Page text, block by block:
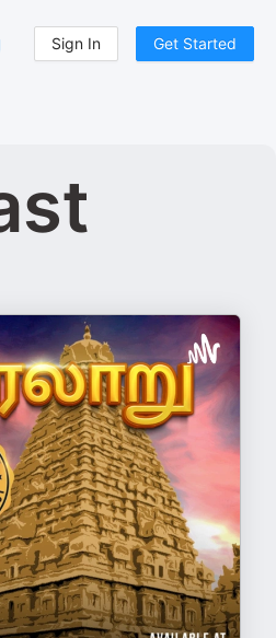
Sign In Get Started